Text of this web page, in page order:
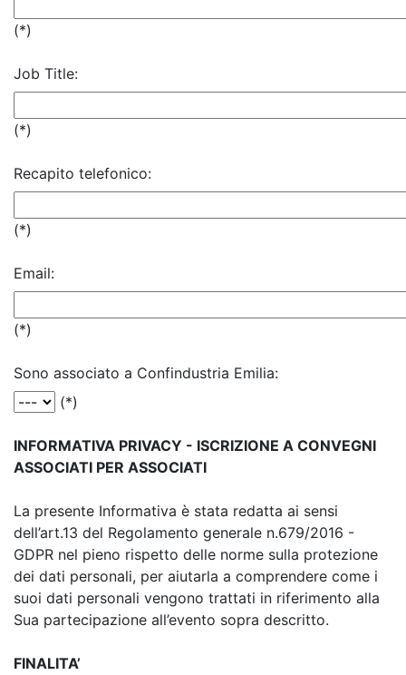
(*)
Job Title:
(*)
Recapito telefonico:
(*)
Email:
(*)
Sono associato a Confindustria Emilia:
(*)
INFORMATIVA PRIVACY - ISCRIZIONE A CONVEGNI
ASSOCIATI PER ASSOCIATI
La presente Informativa è stata redatta ai sensi
dell’art.13 del Regolamento generale n.679/2016 -
GDPR nel pieno rispetto delle norme sulla protezione
dei dati personali, per aiutarla a comprendere come i
suoi dati personali vengono trattati in riferimento alla
Sua partecipazione all’evento sopra descritto.
FINALITA’